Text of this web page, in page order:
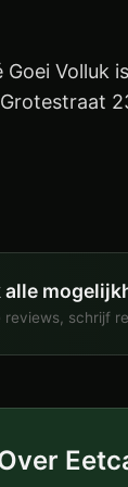
Goei Volluk
alle
reviews, schrijf